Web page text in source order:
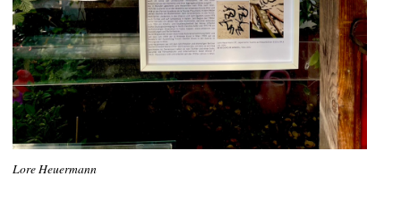
Lore Heuermann